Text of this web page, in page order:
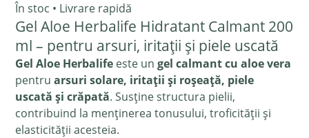
În stoc • Livrare rapidă
Gel Aloe Herbalife Hidratant Calmant 200
ml – pentru arsuri, iritații și piele uscată
Gel Aloe Herbalife este ungel calmant cu aloe vera
pentruarsuri solare, iritații și roșeață, piele
uscată și crăpată.Susține structura pielii,
contribuind la menținerea tonusului, troficității și
elasticității acesteia.